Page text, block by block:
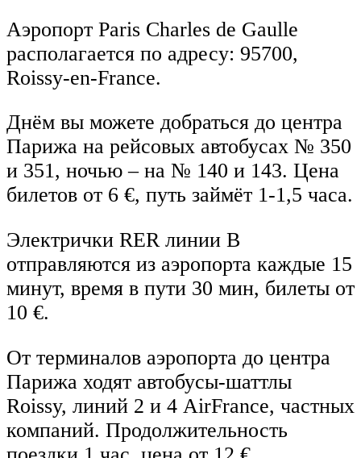
Аэропорт Paris Charles de Gaulle
располагается по адресу: 95700,
Roissy-en-France.
Днём вы можете добраться до центра
Парижа на рейсовых автобусах № 350
и 351, ночью – на № 140 и 143. Цена
билетов от 6 €, путь займёт 1-1,5 часа.
Электрички RER линии B
отправляются из аэропорта каждые 15
минут, время в пути 30 мин, билеты от
10 €.
От терминалов аэропорта до центра
Парижа ходят автобусы-шаттлы
Roissy, линий 2 и 4 AirFrance, частных
компаний. Продолжительность